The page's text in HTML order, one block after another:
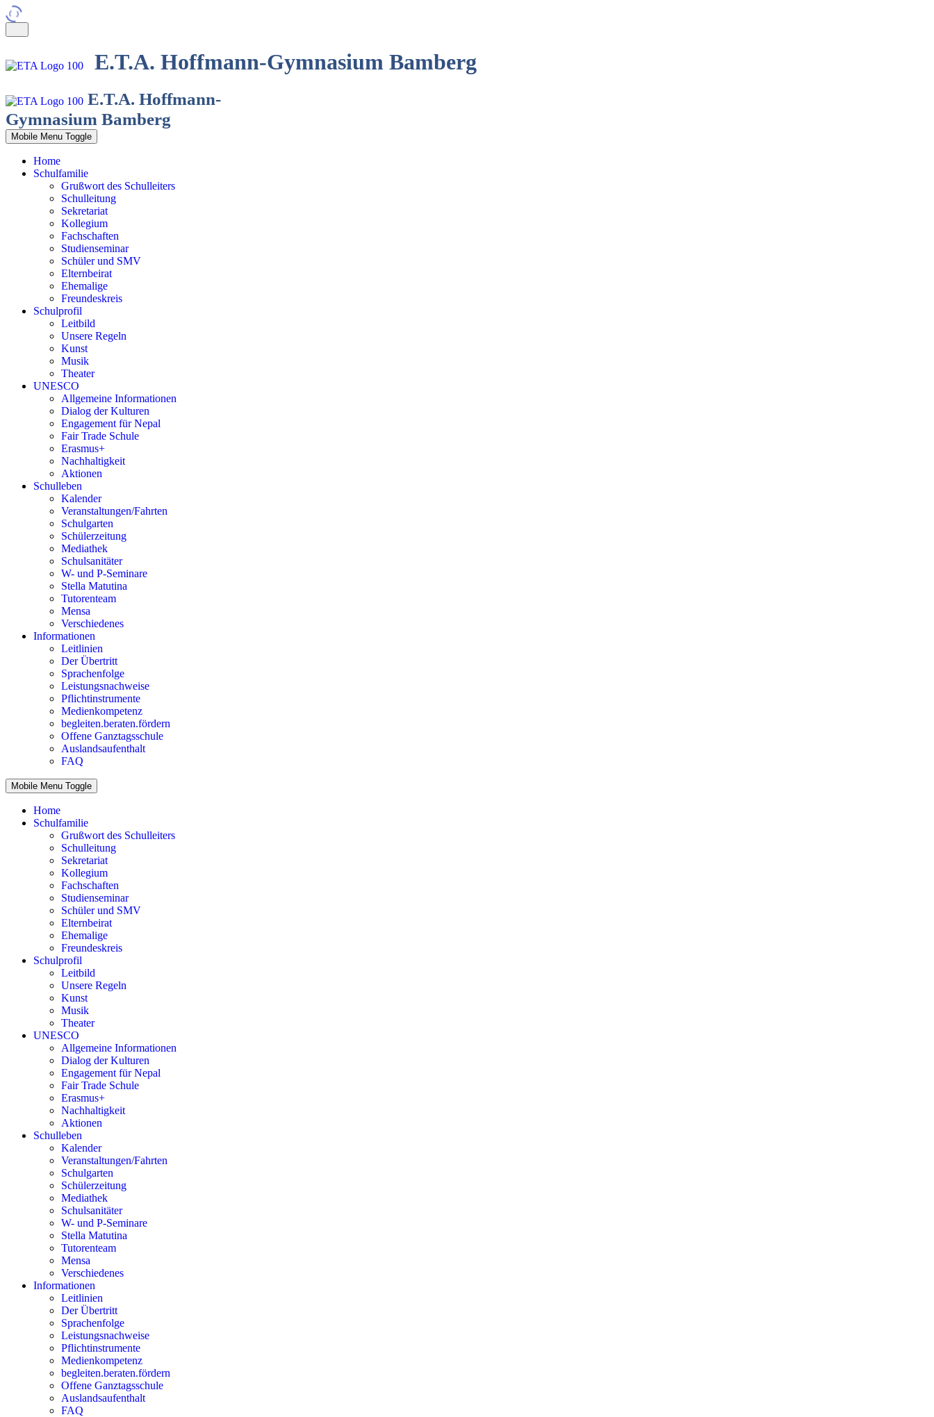
E.T.A. Hoffmann-Gymnasium Bamberg
E.T.A. Hoffmann-
Gymnasium Bamberg
Mobile Menu Toggle
Home
Schulfamilie
Grußwort des Schulleiters
Schulleitung
Sekretariat
Kollegium
Fachschaften
Studienseminar
Schüler und SMV
Elternbeirat
Ehemalige
Freundeskreis
Schulprofil
Leitbild
Unsere Regeln
Kunst
Musik
Theater
UNESCO
Allgemeine Informationen
Dialog der Kulturen
Engagement für Nepal
Fair Trade Schule
Erasmus+
Nachhaltigkeit
Aktionen
Schulleben
Kalender
Veranstaltungen/Fahrten
Schulgarten
Schülerzeitung
Mediathek
Schulsanitäter
W- und P-Seminare
Stella Matutina
Tutorenteam
Mensa
Verschiedenes
Informationen
Leitlinien
Der Übertritt
Sprachenfolge
Leistungsnachweise
Pflichtinstrumente
Medienkompetenz
begleiten.beraten.fördern
Offene Ganztagsschule
Auslandsaufenthalt
FAQ
Mobile Menu Toggle
Home
Schulfamilie
Grußwort des Schulleiters
Schulleitung
Sekretariat
Kollegium
Fachschaften
Studienseminar
Schüler und SMV
Elternbeirat
Ehemalige
Freundeskreis
Schulprofil
Leitbild
Unsere Regeln
Kunst
Musik
Theater
UNESCO
Allgemeine Informationen
Dialog der Kulturen
Engagement für Nepal
Fair Trade Schule
Erasmus+
Nachhaltigkeit
Aktionen
Schulleben
Kalender
Veranstaltungen/Fahrten
Schulgarten
Schülerzeitung
Mediathek
Schulsanitäter
W- und P-Seminare
Stella Matutina
Tutorenteam
Mensa
Verschiedenes
Informationen
Leitlinien
Der Übertritt
Sprachenfolge
Leistungsnachweise
Pflichtinstrumente
Medienkompetenz
begleiten.beraten.fördern
Offene Ganztagsschule
Auslandsaufenthalt
FAQ